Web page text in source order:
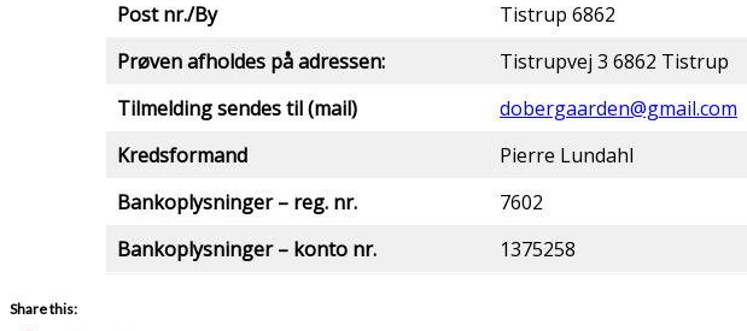
Post nr./By
Tistrup 6862
Prøven afholdes på adressen:
Tistrupvej 3 6862 Tistrup
Tilmelding sendes til (mail)
dobergaarden@gmail.com
Kredsformand
Pierre Lundahl
Bankoplysninger – reg. nr.
7602
Bankoplysninger – konto nr.
1375258
Share this: